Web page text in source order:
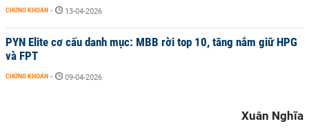
CHỨNG KHOÁN - 13-04-2026
PYN Elite cơ cấu danh mục: MBB rời top 10, tăng nắm giữ HPG
và FPT
CHỨNG KHOÁN - 09-04-2026
Xuân Nghĩa